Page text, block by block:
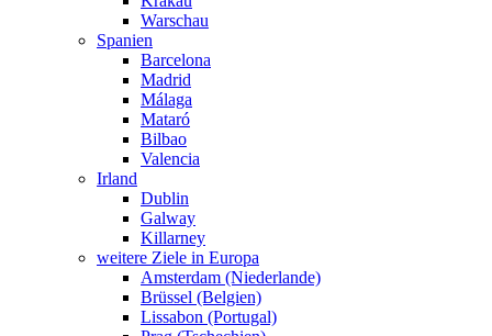
Warschau
Spanien
Barcelona
Madrid
Málaga
Mataró
Bilbao
Valencia
Irland
Dublin
Galway
Killarney
weitere Ziele in Europa
Amsterdam (Niederlande)
Brüssel (Belgien)
Lissabon (Portugal)